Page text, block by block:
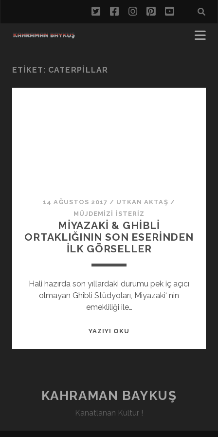
twitterfacebookinstagram
pinterest
youtube
ETIKET: CATERPILLAR
14 AĞUSTOS 2017 / UTKAN AKTAŞ /
MÜJDEMIZI İSTERIZ
MIYAZAKI & GHIBLI
ORTAKLIĞININ SON ESERINDEN
İLK GÖRSELLER
Hali hazırda son yıllardaki durumu pek iç açıcı
olmayan Ghibli Stüdyoları, Miyazaki‘ nin
emekliliği ile…
YAZIYI OKU
İLK
GÖRSELLER
KAHRAMAN BAYKUŞ
Kanatlanan Kültür !